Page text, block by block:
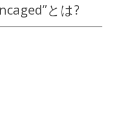
とは?